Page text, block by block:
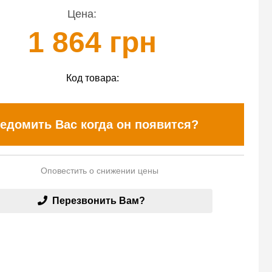
Цена:
1 864 грн
Код товара:
Вас когда он появится?
Оповестить о снижении цены
Перезвонить Вам?